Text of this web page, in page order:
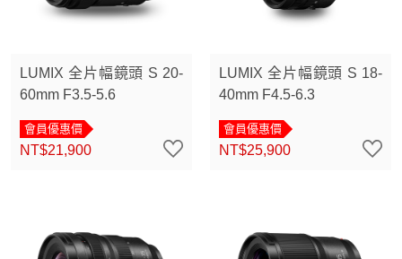
LUMIX 全片幅鏡頭 S 20-
60mm F3.5-5.6
會員優惠價
NT$21,900
LUMIX 全片幅鏡頭 S 18-
40mm F4.5-6.3
會員優惠價
NT$25,900